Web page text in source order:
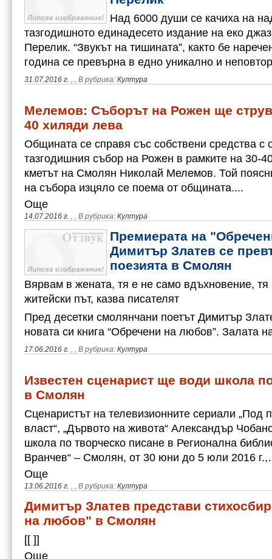
Над 6000 души се качиха на
тазгодишното единадесето издание на еко
Перелик. “Звукът на тишината”, както бе
година се превърна в едно уникално и
31.07.2016 г. , , В рубрика: Култура
Мелемов: Съборът на Рожен ще
40 хиляди лева
Общината се справя със собствени средства с
тазгодишния събор на Рожен в рамките на 30-
кметът на Смолян Николай Мелемов. Той
на събора изцяло се поема от общината....
14.07.2016 г. , , В рубрика: Култура
Още
Премиерата на
Димитър Златев се
поезията в Смолян
Вярвам в жената, тя е не само вдъхновение,
житейски път, казва писателят
Пред десетки смолянчани поетът Димитър
новата си книга “Обречени на любов”. Залата
17.06.2016 г. , , В рубрика: Култура
Известен сценарист ще води школа
в Смолян
Сценаристът на телевизионните сериали „Под
власт“, „Дървото на живота“ Александър
школа по творческо писане в Регионална
Вранчев“ – Смолян, от 30 юни до 5 юли 2016
13.06.2016 г. , , В рубрика: Култура
Още
Димитър Златев представи
на любов" в Смолян
[[ ]]
Още